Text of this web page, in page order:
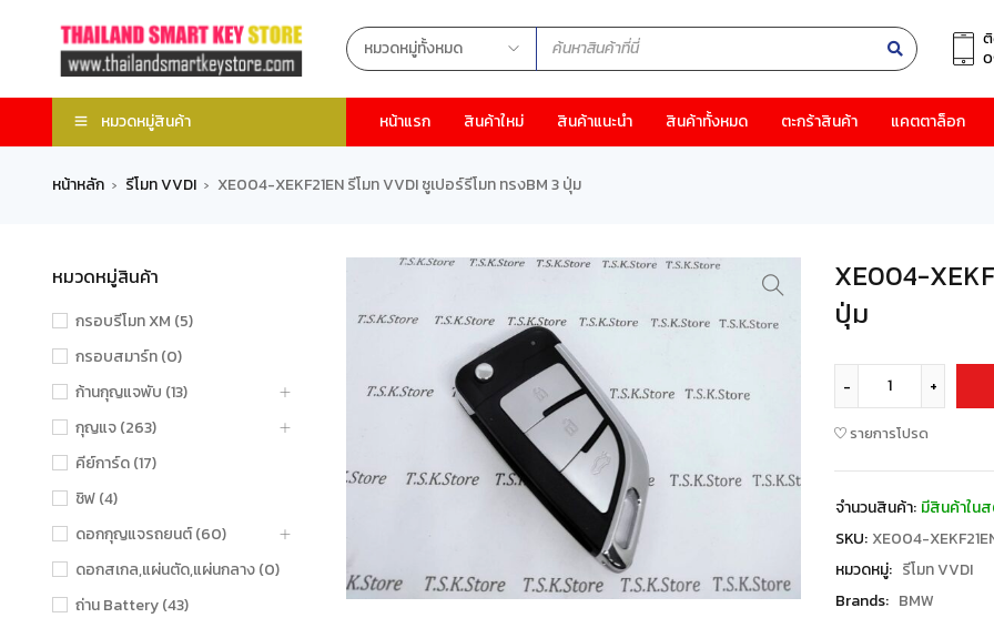
หมวดหมู่สินค้า หน้าแรก สินค้าใหม่ สินค้าแนะนำ สินค้าทั้งหมด ตะกร้าสินค้า แคตตาล็อก
หน้าหลัก › รีโมท VVDI › XE004-XEKF21EN รีโมท VVDI ซูเปอร์รีโมท ทรงBM 3 ปุ่ม
หมวดหมู่สินค้า
กรอบรีโมท XM (5)
กรอบสมาร์ท (0)
ก้านกุญแจพับ (13)
กุญแจ (263)
คีย์การ์ด (17)
ชิฟ (4)
ดอกกุญแจรถยนต์ (60)
ดอกสเกล,แผ่นตัด,แผ่นกลาง (0)
ถ่าน Battery (43)
XE004-
ปุ่ม
รายการโปรด
จำนวนสินค้า: มีสินค้าใน
SKU: XE004-
หมวดหมู่: รีโมท VVDI
Brands: BMW